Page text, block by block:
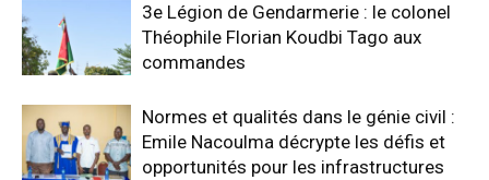
3e Légion de Gendarmerie : le colonel
Théophile Florian Koudbi Tago aux
commandes
Normes et qualités dans le génie civil :
Emile Nacoulma décrypte les défis et
opportunités pour les infrastructures